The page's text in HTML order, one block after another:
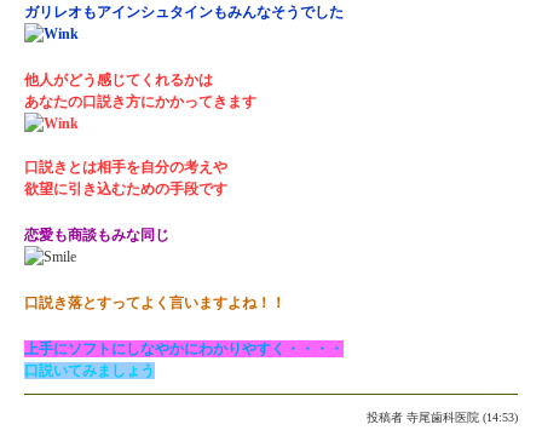
ガリレオもアインシュタインもみんなそうでした
他人がどう感じてくれるかは
あなたの口説き方にかかってきます
口説きとは相手を自分の考えや
欲望に引き込むための手段です
恋愛も商談もみな同じ
口説き落とすってよく言いますよね！！
上手にソフトにしなやかにわかりやすく・・・・
口説いてみましょう
投稿者 寺尾歯科医院 (14:53)